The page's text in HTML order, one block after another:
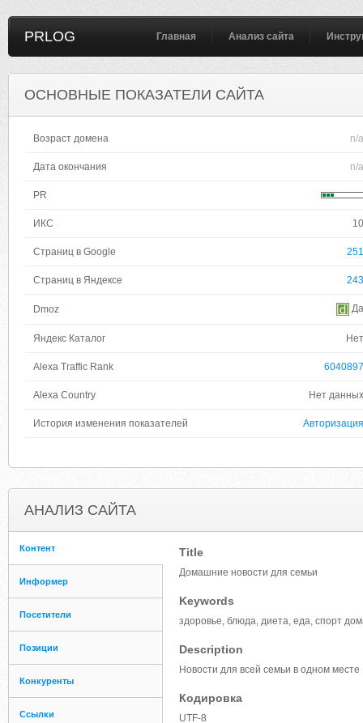
PRLOG Главная Анализ сайта
ОСНОВНЫЕ ПОКАЗАТЕЛИ САЙТА
Возраст домена n/a
Дата окончания n/a
PR
ИКС 10
Страниц в Google 251
Страниц в Яндексе 243
Dmoz Да
Яндекс Каталог Нет
Alexa Traffic Rank 6040897
Alexa Country Нет данных
История изменения показателей Авторизация
АНАЛИЗ САЙТА
Контент
Информер
Посетители
Позиции
Конкуренты
Ссылки
Title
Домашние новости для семьи
Keywords
здоровье, блюда, диета, еда, спорт
Description
Новости для всей семьи в одном месте
Кодировка
UTF-8